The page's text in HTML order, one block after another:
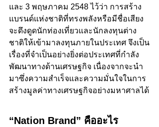
และ 3 พฤษภาคม 2548 ไว้ว่า การสร้าง
แบรนด์แห่งชาติที่ทรงพลังหรือมีชื่อเสียง
จะดึงดูดนักท่องเที่ยวและนักลงทุนต่าง
ชาติให้เข้ามาลงทุนภายในประเทศ จึงเป็น
เรื่องที่จำเป็นอย่างยิ่งต่อประเทศที่กำลัง
พัฒนาทางด้านเศรษฐกิจ เนื่องจากจะนำ
มาซึ่งความสำเร็จและความมั่นใจในการ
สร้างมูลค่าทางเศรษฐกิจอย่างมหาศาลได้
“Nation Brand” คืออะไร